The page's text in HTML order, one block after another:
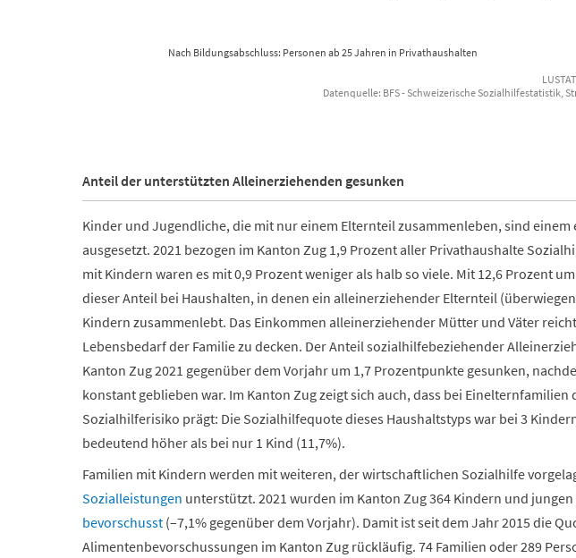
Nach Bildungsabschluss: Personen ab 25 Jahren in Privathaushalten
Datenquelle: BFS - Schweizerische Sozialhilfestatistik,
Anteil der unterstützten Alleinerziehenden gesunken
Kinder und Jugendliche, die mit nur einem Elternteil zusammenleben, sind
ausgesetzt. 2021 bezogen im Kanton Zug 1,9 Prozent aller Privathaushalte
mit Kindern waren es mit 0,9 Prozent weniger als halb so viele. Mit 12,6 Prozent
dieser Anteil bei Haushalten, in denen ein alleinerziehender Elternteil
Kindern zusammenlebt. Das Einkommen alleinerziehender Mütter und Väter
Lebensbedarf der Familie zu decken. Der Anteil sozialhilfebeziehender
Kanton Zug 2021 gegenüber dem Vorjahr um 1,7 Prozentpunkte gesunken,
konstant geblieben war. Im Kanton Zug zeigt sich auch, dass bei Einelternfamilien
Sozialhilferisiko prägt: Die Sozialhilfequote dieses Haushaltstyps war bei 3
bedeutend höher als bei nur 1 Kind (11,7%).
Familien mit Kindern werden mit weiteren, der wirtschaftlichen Sozialhilfe
Sozialleistungen unterstützt. 2021 wurden im Kanton Zug 364 Kindern und
bevorschusst (–7,1% gegenüber dem Vorjahr). Damit ist seit dem Jahr 2015 die
Alimentenbevorschussungen im Kanton Zug rückläufig. 74 Familien oder 289